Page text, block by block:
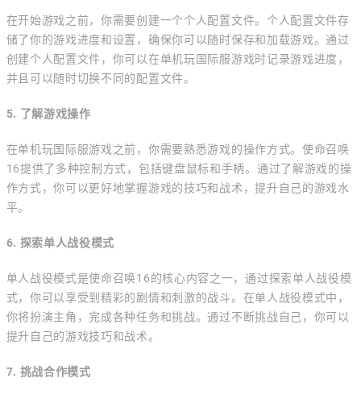
在开始游戏之前，你需要创建一个个人配置文件。个人配置文件存
储了你的游戏进度和设置，确保你可以随时保存和加载游戏。通过
创建个人配置文件，你可以在单机玩国际服游戏时记录游戏进度，
并且可以随时切换不同的配置文件。
5. 了解游戏操作
在单机玩国际服游戏之前，你需要熟悉游戏的操作方式。使命召唤
16提供了多种控制方式，包括键盘鼠标和手柄。通过了解游戏的操
作方式，你可以更好地掌握游戏的技巧和战术，提升自己的游戏水
平。
6. 探索单人战役模式
单人战役模式是使命召唤16的核心内容之一，通过探索单人战役模
式，你可以享受到精彩的剧情和刺激的战斗。在单人战役模式中，
你将扮演主角，完成各种任务和挑战。通过不断挑战自己，你可以
提升自己的游戏技巧和战术。
7. 挑战合作模式